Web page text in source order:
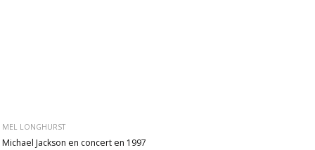
MEL LONGHURST
Michael Jackson en concert en 1997